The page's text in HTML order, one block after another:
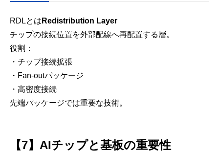
RDLとは Redistribution Layer
チップの接続位置を外部配線へ再配置する層。
役割：
・チップ接続拡張
・Fan-outパッケージ
・高密度接続
先端パッケージでは重要な技術。
【7】AIチップと基板の重要性